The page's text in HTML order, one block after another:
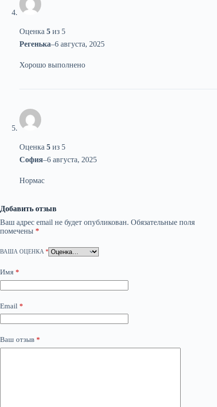
Оценка 5 из 5
Регенька–6 августа, 2025
Хорошо выполнено
Оценка 5 из 5
София–6 августа, 2025
Нормас
Добавить отзыв
Ваш адрес email не будет опубликован. Обязательные поля
помечены *
ВАША ОЦЕНКА *
Имя *
Email *
Ваш отзыв *